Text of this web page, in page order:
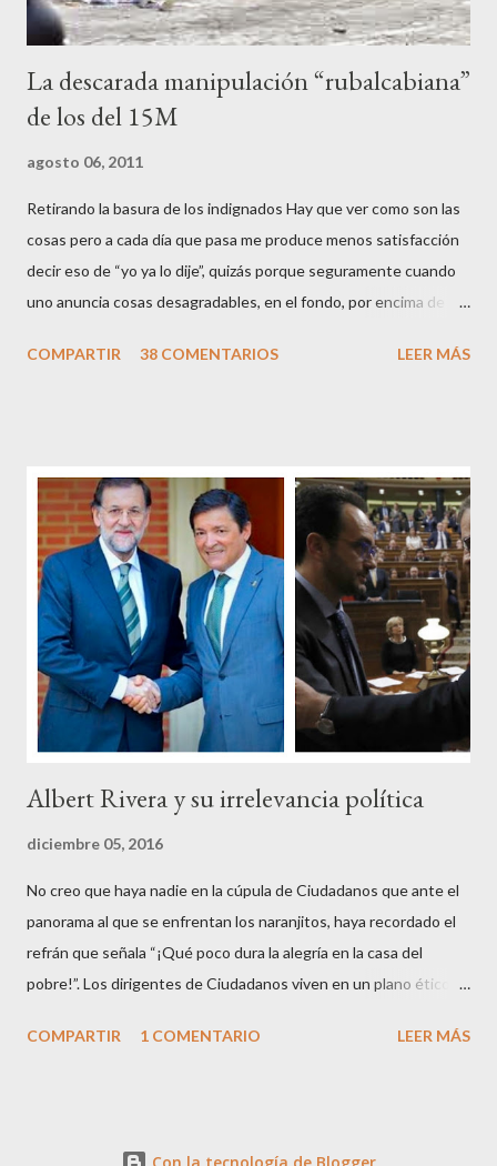
La descarada manipulación “rubalcabiana”
de los del 15M
agosto 06, 2011
Retirando la basura de los indignados Hay que ver como son las
cosas pero a cada día que pasa me produce menos satisfacción
decir eso de “yo ya lo dije”, quizás porque seguramente cuando
uno anuncia cosas desagradables, en el fondo, por encima de la
Pero francamente estos socialistas son tan transparentes en su
de ciudadanos, la mayoría de los cuales no han pagado jamás un
impuesto, sea por vocación o simplemente por no haber tenido
un trabajo en su vida, decidieron salir a la calle revestidos de la
sagrada túnica de la “indignación ciudadana” y con su actitud
crear una paradoja, se autodenominaban “movimiento 15M” y lo
que hicieron fue apoderarse de una plaza pública y allí sentaron
sus reales, bueno sus reales no,...
COMPARTIR 38 COMENTARIOS LEER MÁS
Albert Rivera y su irrelevancia política
diciembre 05, 2016
No creo que haya nadie en la cúpula de Ciudadanos que ante el
panorama al que se enfrentan los naranjitos, haya recordado el
refrán que señala “¡Qué poco dura la alegría en la casa del
pobre!”. Los dirigentes de Ciudadanos viven en un plano ético
política, inventores de la honestidad y defensores acérrimos de
COMPARTIR 1 COMENTARIO LEER MÁS